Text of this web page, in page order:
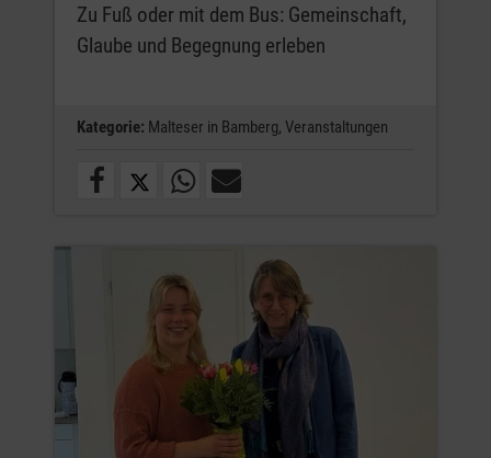
Zu Fuß oder mit dem Bus: Gemeinschaft,
Glaube und Begegnung erleben
Kategorie: Malteser in Bamberg, Veranstaltungen